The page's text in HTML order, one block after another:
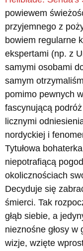
powiewem
przyjemnego z
bowiem regularne
ekspertami (np. z
samymi osobami
samym
pomimo pewnych
fascynującą
licznymi
nordyckiej i
Tytułowa
niepotrafiącą
okolicznościach
Decyduje się
śmierci. Tak
głąb siebie, a
nieznośne głosy w
wizje, wzięte